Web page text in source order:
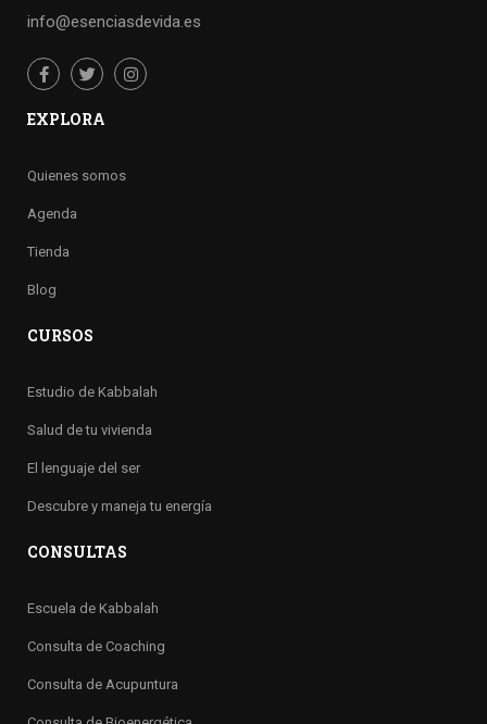
info@esenciasdevida.es
EXPLORA
Quienes somos
Agenda
Tienda
Blog
CURSOS
Estudio de Kabbalah
Salud de tu vivienda
El lenguaje del ser
Descubre y maneja tu energía
CONSULTAS
Escuela de Kabbalah
Consulta de Coaching
Consulta de Acupuntura